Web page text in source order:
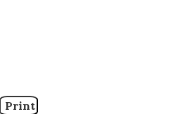
Print